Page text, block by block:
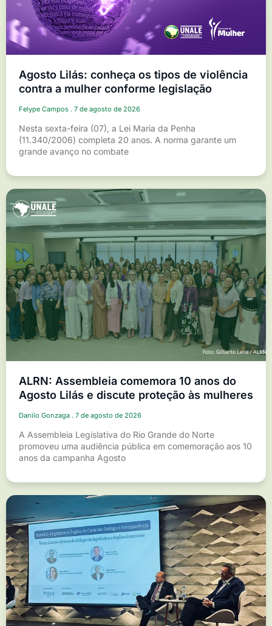
Agosto Lilás: conheça os tipos de violência
contra a mulher conforme legislação
Felype Campos 7 de agosto de 2026
Nesta sexta-feira (07), a Lei Maria da Penha
(11.340/2006) completa 20 anos. A norma garante um
grande avanço no combate
ALRN: Assembleia comemora 10 anos do
Agosto Lilás e discute proteção às mulheres
Danilo Gonzaga 7 de agosto de 2026
A Assembleia Legislativa do Rio Grande do Norte
promoveu uma audiência pública em comemoração aos 10
anos da campanha Agosto